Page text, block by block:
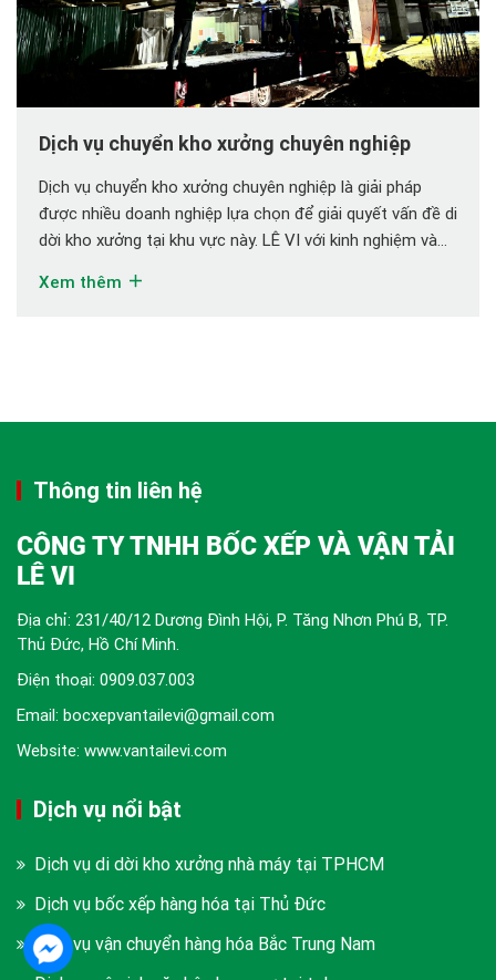
Dịch vụ chuyển kho xưởng chuyên nghiệp
Dịch vụ chuyển kho xưởng chuyên nghiệp là giải pháp
được nhiều doanh nghiệp lựa chọn để giải quyết vấn đề di
dời kho xưởng tại khu vực này. LÊ VI với kinh nghiệm và
khách hàng trải nghiệm an toàn, nhanh chóng và […]
Xem thêm
Thông tin liên hệ
CÔNG TY TNHH BỐC XẾP VÀ VẬN TẢI
LÊ VI
Địa chỉ: 231/40/12 Dương Đình Hội, P. Tăng Nhơn Phú B, TP.
Thủ Đức, Hồ Chí Minh.
Điện thoại: 0909.037.003
Email: bocxepvantailevi@gmail.com
Website: www.vantailevi.com
Dịch vụ nổi bật
Dịch vụ di dời kho xưởng nhà máy tại TPHCM
Dịch vụ bốc xếp hàng hóa tại Thủ Đức
Dịch vụ vận chuyển hàng hóa Bắc Trung Nam